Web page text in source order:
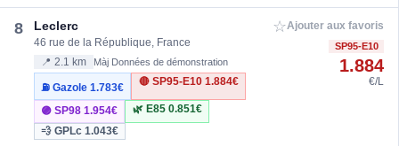
8 Leclerc
46 rue de la République, France
📍 2.1 km Màj Données de démonstration
⛽ Gazole1.783€
🔴 SP95-E10 1.884€
🟣 SP981.954€ 🌿 E85 0.851€
💨 GPLc1.043€
☆Ajouter aux favoris
SP95-E10
1.884
€/L